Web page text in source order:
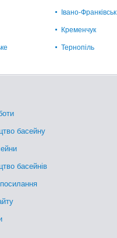
Івано-Франківськ
Кременчук
Тернопіль
басейну
басейнів